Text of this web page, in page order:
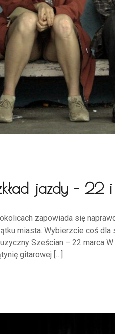
jazdy – 22
zapowiada się
miasta. Wybierzcie coś
Sześcian – 22 marca
gitarowej […]